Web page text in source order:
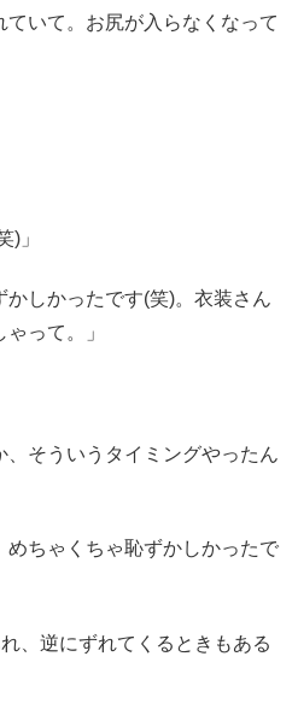
いて。お尻が入らなくなって
」
しかったです(笑)。衣装さん
って。」
そういうタイミングやったん
ちゃくちゃ恥ずかしかったで
逆にずれてくるときもある